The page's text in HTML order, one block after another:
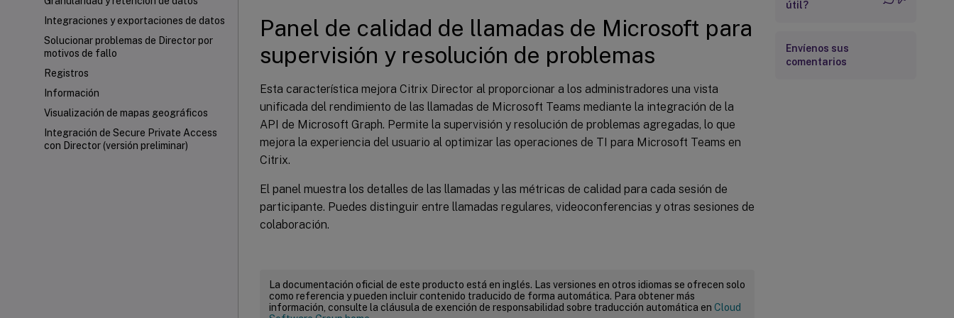
Integraciones y exportaciones de datos
Solucionar problemas de Director por
motivos de fallo
Registros
Información
Visualización de mapas geográficos
Integración de Secure Private Access
con Director (versión preliminar)
Panel de calidad de llamadas de Microsoft para
supervisión y resolución de problemas
Esta característica mejora Citrix Director al proporcionar a los administradores una vista
unificada del rendimiento de las llamadas de Microsoft Teams mediante la integración de la
API de Microsoft Graph. Permite la supervisión y resolución de problemas agregadas, lo que
mejora la experiencia del usuario al optimizar las operaciones de TI para Microsoft Teams en
Citrix.
El panel muestra los detalles de las llamadas y las métricas de calidad para cada sesión de
participante. Puedes distinguir entre llamadas regulares, videoconferencias y otras sesiones de
colaboración.
La documentación oficial de este producto está en inglés. Las versiones en otros idiomas se ofrecen solo
como referencia y pueden incluir contenido traducido de forma automática. Para obtener más
información, consulte la cláusula de exención de responsabilidad sobre traducción automática en Cloud
útil?
Envíenos sus
comentarios